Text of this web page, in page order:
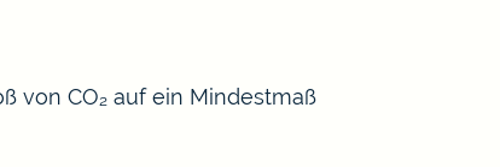
von CO₂ auf ein Mindestmaß